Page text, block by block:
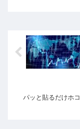
パッと貼るだけホ